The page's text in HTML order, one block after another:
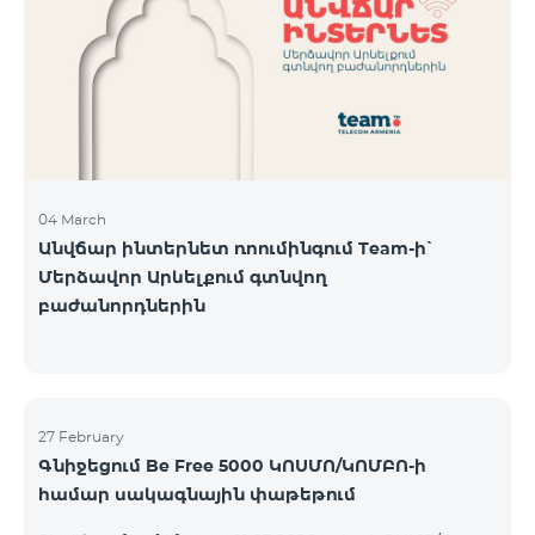
Կիրակի-08․03 Երևան Կենտրոն Իսակովի
պողոտա 3/7 09:00-18:00 09:00-18:00 10:00-19:00
Երևան Կենտրոն Խորենացու փողոց 26/26 09:00-
04 March
Անվճար ինտերնետ ռոումինգում Team-ի՝
Մերձավոր Արևելքում գտնվող
բաժանորդներին
27 February
Գնիջեցում Be Free 5000 ԿՈՍՄՈ/ԿՈՄԲՈ-ի
համար սակագնային փաթեթում